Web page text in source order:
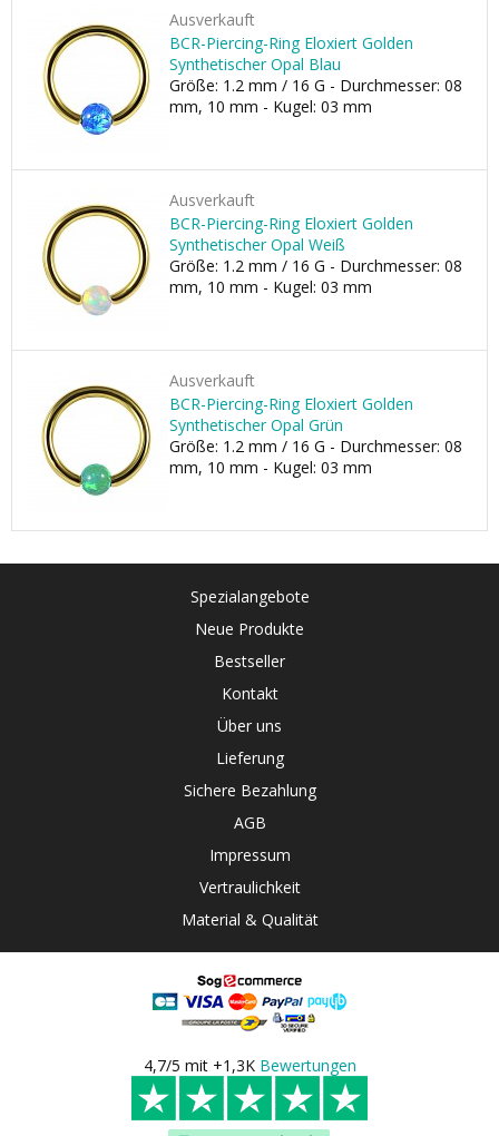
Ausverkauft
BCR-Piercing-Ring Eloxiert Golden
Synthetischer Opal Blau
Größe: 1.2 mm / 16 G - Durchmesser: 08
mm, 10 mm - Kugel: 03 mm
Ausverkauft
BCR-Piercing-Ring Eloxiert Golden
Synthetischer Opal Weiß
Größe: 1.2 mm / 16 G - Durchmesser: 08
mm, 10 mm - Kugel: 03 mm
Ausverkauft
BCR-Piercing-Ring Eloxiert Golden
Synthetischer Opal Grün
Größe: 1.2 mm / 16 G - Durchmesser: 08
mm, 10 mm - Kugel: 03 mm
Spezialangebote
Neue Produkte
Bestseller
Kontakt
Über uns
Lieferung
Sichere Bezahlung
AGB
Impressum
Vertraulichkeit
Material & Qualität
4,7/5 mit +1,3K Bewertungen